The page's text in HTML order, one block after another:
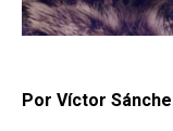
Por Víctor